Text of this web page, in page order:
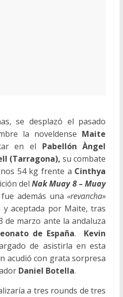
se desplazó el pasado
la noveldense Maite
en el Pabellón Àngel
(Tarragona), su combate
54 kg frente a Cinthya
delNak Muay 8 – Muay
fue además una«revancha»
y aceptada por Maite, tras
de marzo ante la andaluza
de España. Kevin
de asistirla en esta
acudió con grata sorpresa
Daniel Botella.
a tres rounds de tres